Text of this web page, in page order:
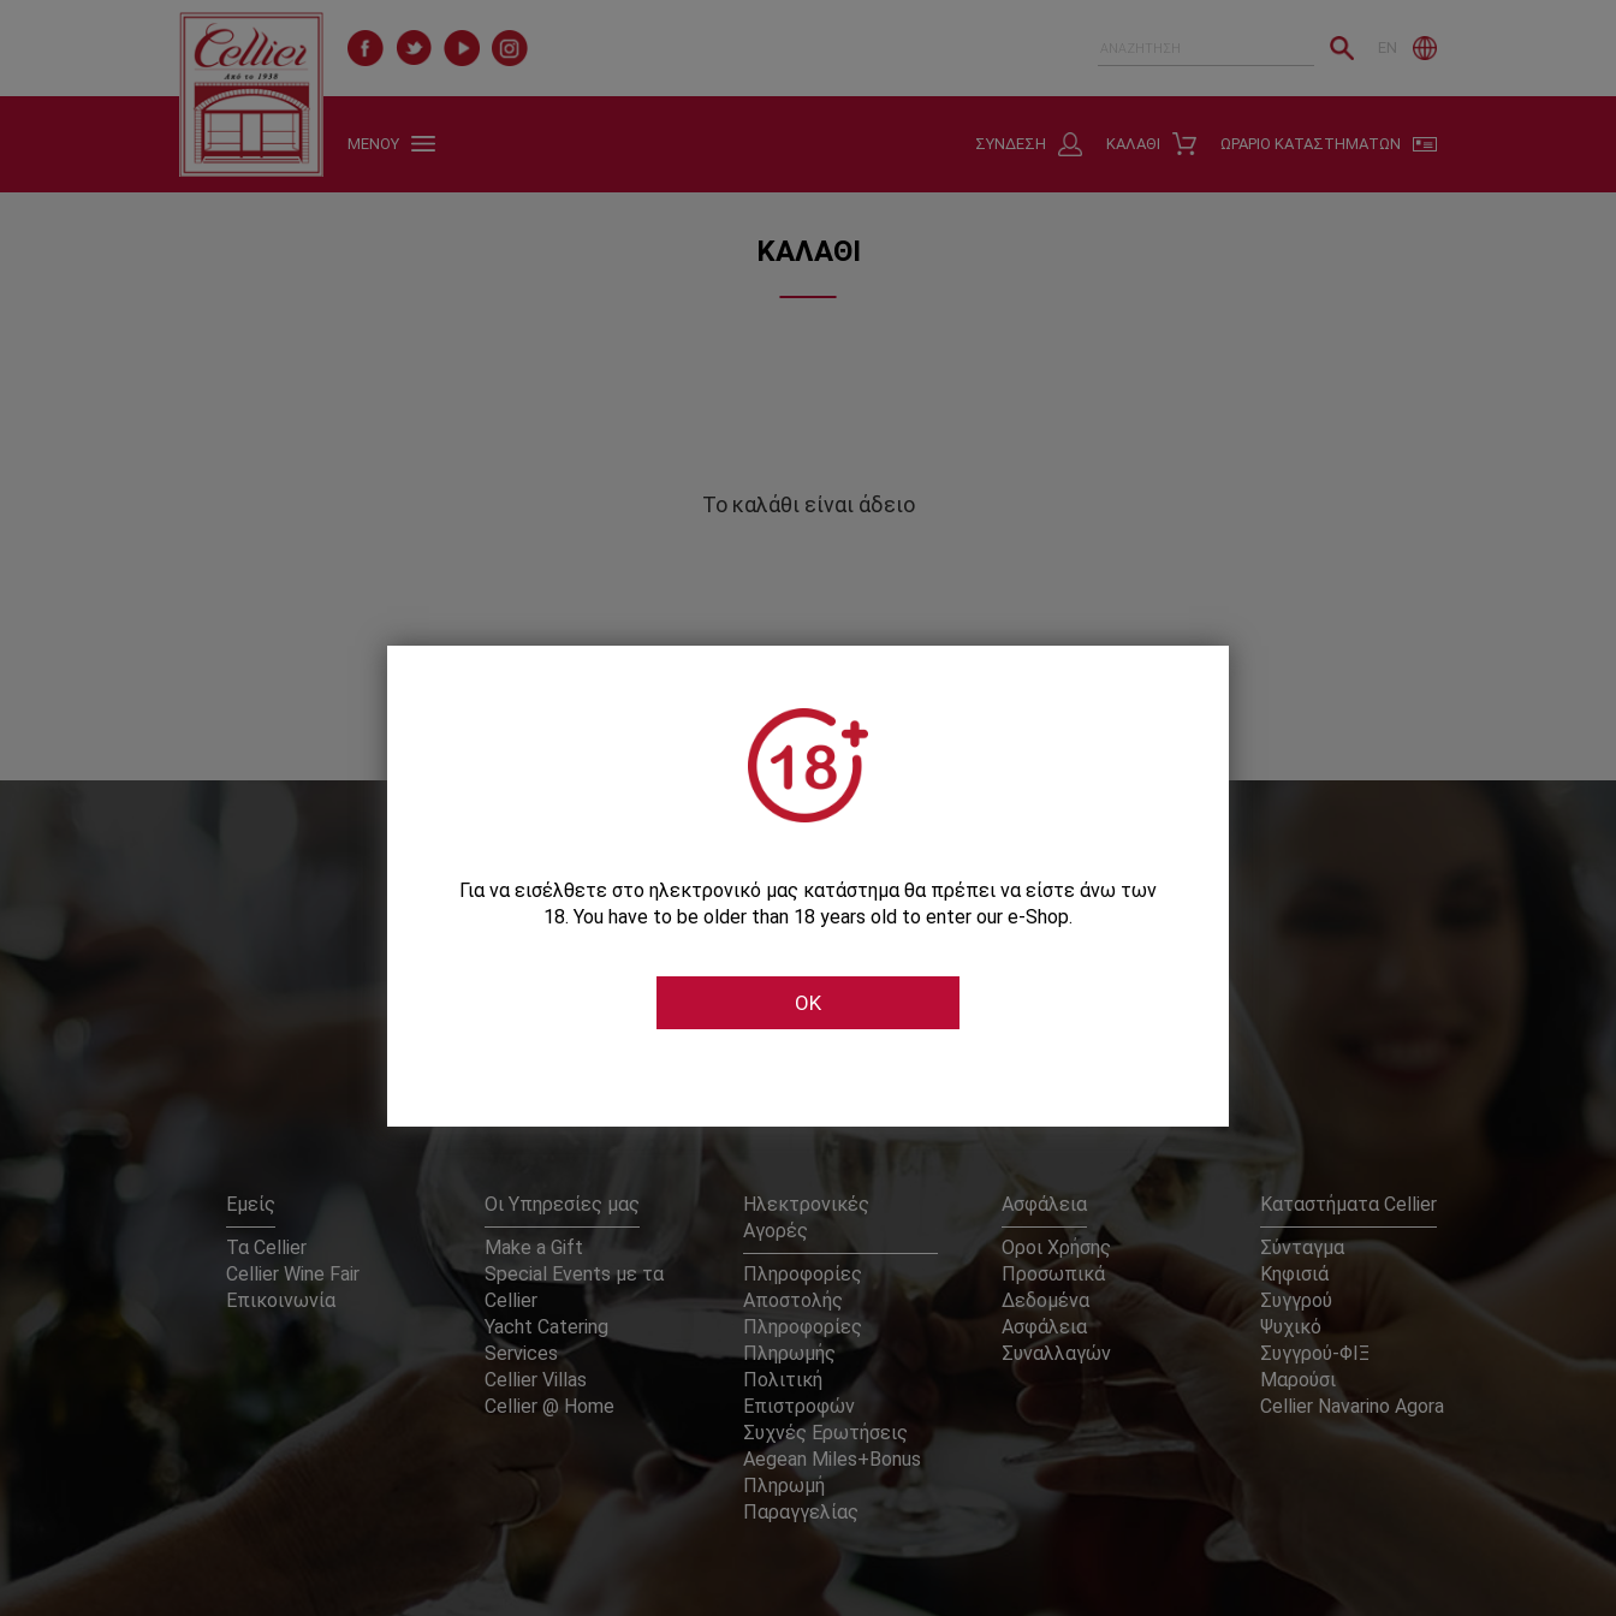
EN
ΜΕΝΟΥ ΩΡΑΡΙΟ ΚΑΤΑΣΤΗΜΑΤΩΝ
ΚΑΛΑΘΙ
ΣΥΝΔΕΣΗ
ΚΑΛΑΘΙ
Το καλάθι είναι άδειο
Εγγραφείτε στο Newsletter μας
Εμείς
Τα Cellier
Cellier Wine Fair
Επικοινωνία
Οι Υπηρεσίες μας
Make a Gift
Special Events με τα
Cellier
Yacht Catering
Services
Cellier Villas
Cellier @ Home
Ηλεκτρονικές
Αγορές
Πληροφορίες
Αποστολής
Πληροφορίες
Πληρωμής
Πολιτική
Επιστροφών
Συχνές Ερωτήσεις
Aegean Miles+Bonus
Πληρωμή
Παραγγελίας
Ασφάλεια
Οροι Χρήσης
Προσωπικά
Δεδομένα
Ασφάλεια
Συναλλαγών
Καταστήματα Cellier
Σύνταγμα
Κηφισιά
Συγγρού
Ψυχικό
Συγγρού-ΦΙΞ
Μαρούσι
Cellier Navarino Agora
Για να εισέλθετε στο ηλεκτρονικό μας κατάστημα θα πρέπει να είστε άνω των
18. You have to be older than 18 years old to enter our e-Shop.
OK